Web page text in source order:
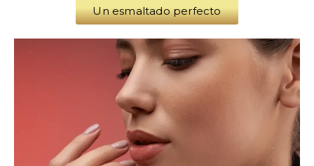
Un esmaltado perfecto